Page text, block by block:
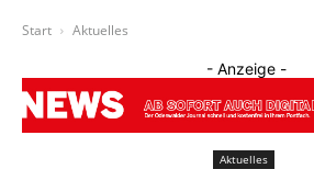
Start Aktuelles
- Anzeige -
Aktuelles